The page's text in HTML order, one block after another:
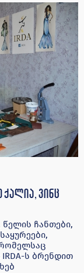
ვინც
წელის ჩანთები,
ს ბრენდით